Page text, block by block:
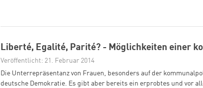
Liberté, Egalité, Parité? - Möglichkeiten einer
Veröffentlicht: 21. Februar 2014
Die Unterrepräsentanz von Frauen, besonders auf der
deutsche Demokratie. Es gibt aber bereits ein erprobtes und vor